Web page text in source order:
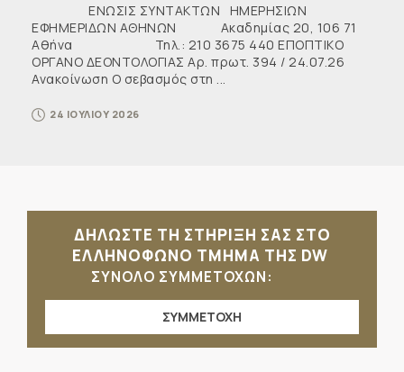
ΕΝΩΣΙΣ ΣΥΝΤΑΚΤΩΝ ΗΜΕΡΗΣΙΩΝ
ΕΦΗΜΕΡΙΔΩΝ ΑΘΗΝΩΝ Ακαδημίας 20, 106 71
Αθήνα Τηλ.: 210 3675 440 ΕΠΟΠΤΙΚΟ
ΟΡΓΑΝΟ ΔΕΟΝΤΟΛΟΓΙΑΣ Αρ. πρωτ. 394 / 24.07.26
Ανακοίνωση Ο σεβασμός στη ...
24 ΙΟΥΛΙΟΥ 2026
ΔΗΛΩΣΤΕ ΤΗ ΣΤΗΡΙΞΗ ΣΑΣ ΣΤΟ
ΕΛΛΗΝΟΦΩΝΟ ΤΜΗΜΑ ΤΗΣ DW
ΣΥΝΟΛΟ ΣΥΜΜΕΤΟΧΩΝ:
ΣΥΜΜΕΤΟΧΗ